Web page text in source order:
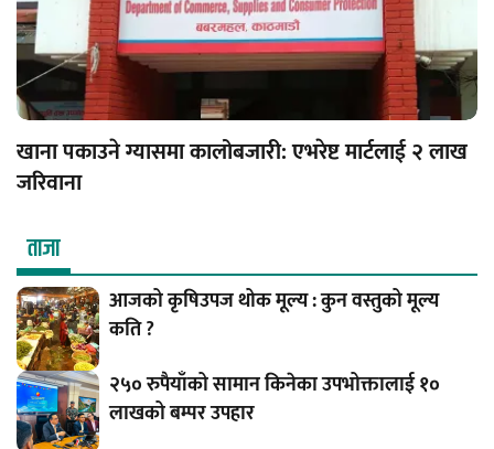
खाना पकाउने ग्यासमा कालोबजारी: एभरेष्ट मार्टलाई २ लाख
जरिवाना
ताजा
आजको कृषिउपज थोक मूल्य : कुन वस्तुको मूल्य
कति ?
२५० रुपैयाँको सामान किनेका उपभोक्तालाई १०
लाखको बम्पर उपहार